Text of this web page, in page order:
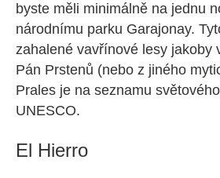
byste měli minimálně na jednu
národnímu parku Garajonay.
zahalené vavřínové lesy jakoby
Pán Prstenů (nebo z jiného
Prales je na seznamu
UNESCO.
El Hierro